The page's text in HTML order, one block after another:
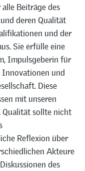
Beiträge des
deren Qualität
und der
Sie erfülle eine
Impulsgeberin für
und
Diese
mit unseren
Qualität sollte nicht
Reflexion über
Akteure
des